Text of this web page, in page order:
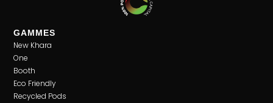
GAMMES
New Khara
One
Booth
Eco Friendly
Recycled Pods